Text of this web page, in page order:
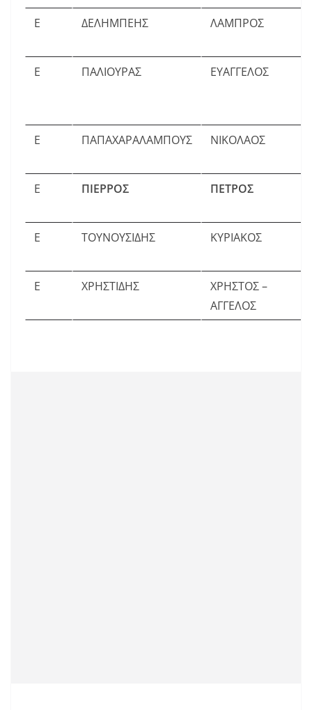
Ε ΔΕΛΗΜΠΕΗΣ ΛΑΜΠΡΟΣ
Ε ΠΑΛΙΟΥΡΑΣ ΕΥΑΓΓΕΛΟΣ
Ε ΠΑΠΑΧΑΡΑΛΑΜΠΟΥΣ ΝΙΚΟΛΑΟΣ
Ε ΠΙΕΡΡΟΣ ΠΕΤΡΟΣ
Ε ΤΟΥΝΟΥΣΙΔΗΣ ΚΥΡΙΑΚΟΣ
Ε ΧΡΗΣΤΙΔΗΣ
ΧΡΗΣΤΟΣ –
ΑΓΓΕΛΟΣ